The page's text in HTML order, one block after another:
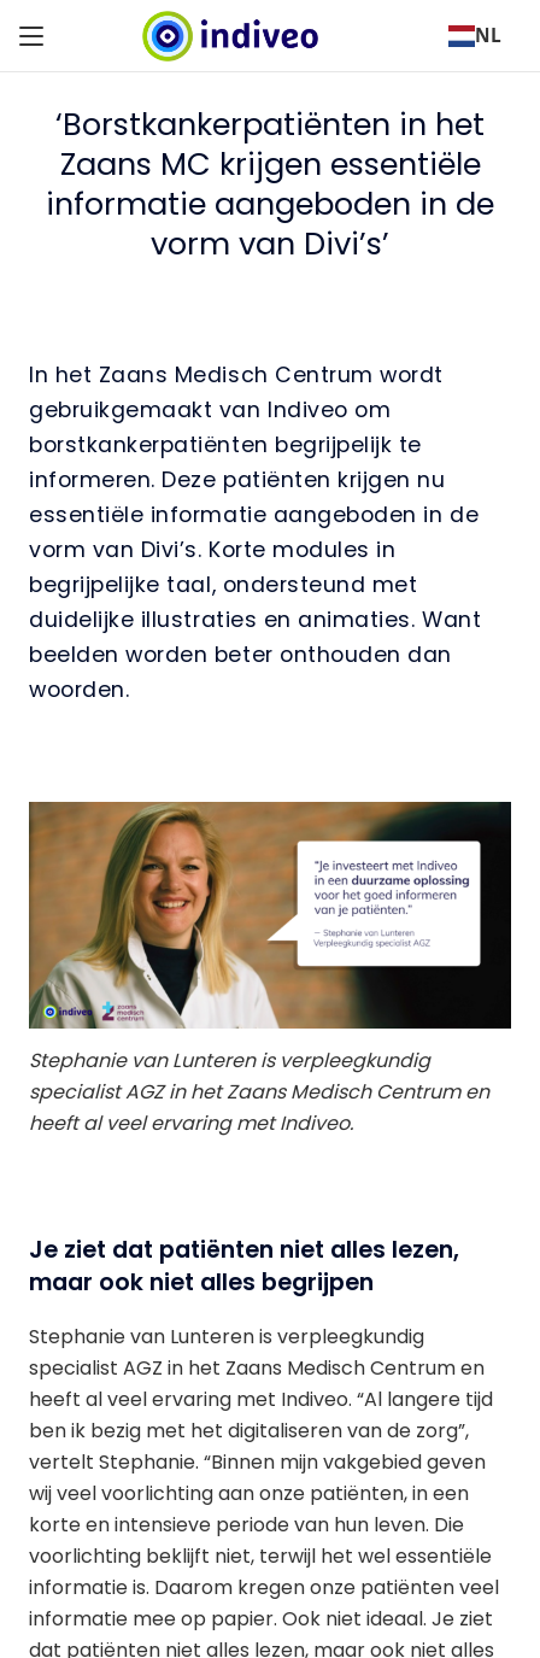
NL
‘Borstkankerpatiënten in het
Zaans MC krijgen essentiële
informatie aangeboden in de
vorm van Divi’s’
In het Zaans Medisch Centrum wordt
gebruikgemaakt van Indiveo om
borstkankerpatiënten begrijpelijk te
informeren. Deze patiënten krijgen nu
essentiële informatie aangeboden in de
vorm van Divi’s. Korte modules in
begrijpelijke taal, ondersteund met
duidelijke illustraties en animaties. Want
beelden worden beter onthouden dan
woorden.
Stephanie van Lunteren is verpleegkundig
specialist AGZ in het Zaans Medisch Centrum en
heeft al veel ervaring met Indiveo.
Je ziet dat patiënten niet alles lezen,
maar ook niet alles begrijpen
Stephanie van Lunteren is verpleegkundig
specialist AGZ in het Zaans Medisch Centrum en
heeft al veel ervaring met Indiveo. “Al langere tijd
ben ik bezig met het digitaliseren van de zorg”,
vertelt Stephanie. “Binnen mijn vakgebied geven
wij veel voorlichting aan onze patiënten, in een
korte en intensieve periode van hun leven. Die
voorlichting beklijft niet, terwijl het wel essentiële
informatie is. Daarom kregen onze patiënten veel
informatie mee op papier. Ook niet ideaal. Je ziet
dat patiënten niet alles lezen, maar ook niet alles